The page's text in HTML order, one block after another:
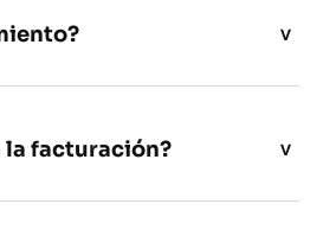
la facturación?